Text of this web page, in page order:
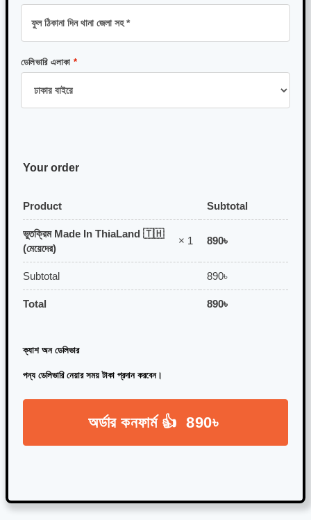
ডেলিভারি এলাকা *
Your order
Product Subtotal
ভুতক্রিম Made In ThiaLand 🇹🇭
(মেয়েদের)
× 1 890৳
Subtotal 890৳
Total 890৳
ক্যাশ অন ডেলিভার
পন্য ডেলিভারি নেয়ার সময় টাকা প্রদান করবেন।
অর্ডার কনফার্ম 👍 890৳